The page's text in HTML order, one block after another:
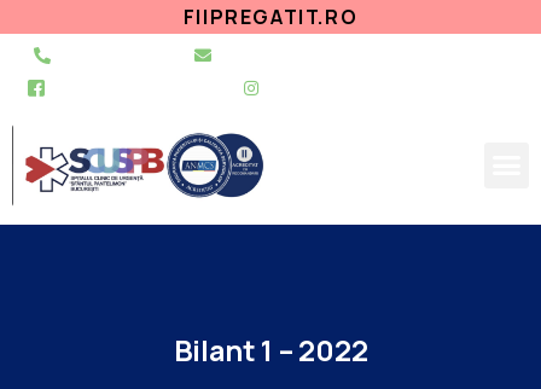
FIIPREGATIT.RO
Bilant1 –2022